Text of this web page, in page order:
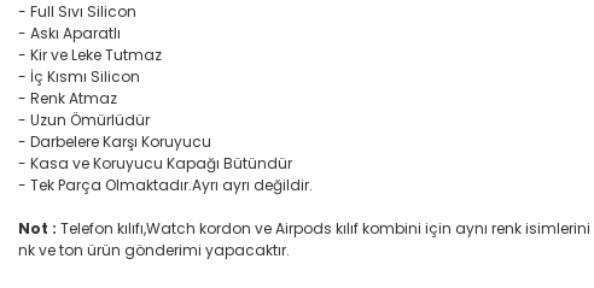
- Full Sıvı Silicon
- Askı Aparatlı
- Kir ve Leke Tutmaz
- İç Kısmı Silicon
- Renk Atmaz
- Uzun Ömürlüdür
- Darbelere Karşı Koruyucu
- Kasa ve Koruyucu Kapağı Bütündür
- Tek Parça Olmaktadır.Ayrı ayrı değildir.
Not : Telefon kılıfı,Watch kordon ve Airpods kılıf kombini için aynı renk
nk ve ton ürün gönderimi yapacaktır.